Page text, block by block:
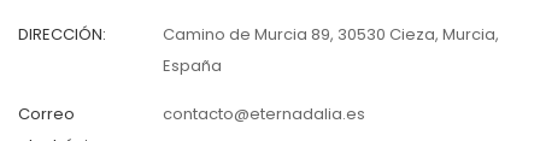
DIRECCIÓN:
Camino de Murcia 89, 30530 Cieza, Murcia,
España
Correo
contacto@eternadalia.es